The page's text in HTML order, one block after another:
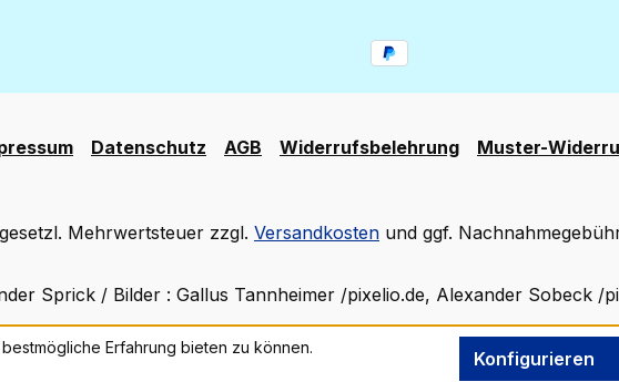
Datenschutz AGB Widerrufsbelehrung Muster-
Mehrwertsteuer zzgl. Versandkosten und ggf.
Sprick / Bilder : Gallus Tannheimer /pixelio.de, Alexander Sobeck /
Erfahrung bieten zu können.
Konfigurieren